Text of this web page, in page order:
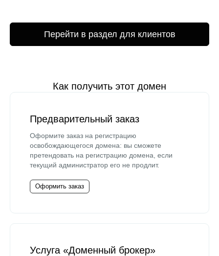
Перейти в раздел для клиентов
Как получить этот домен
Предварительный заказ
Оформите заказ на регистрацию
освобождающегося домена: вы сможете
претендовать на регистрацию домена, если
текущий администратор его не продлит.
Оформить заказ
Услуга «Доменный брокер»